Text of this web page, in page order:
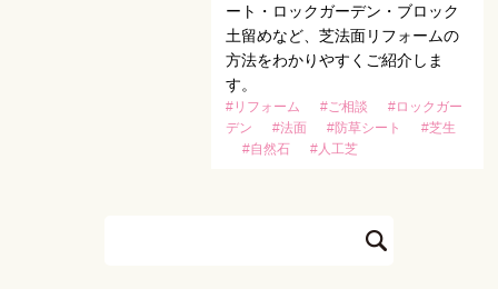
ート・ロックガーデン・ブロック
土留めなど、芝法面リフォームの
方法をわかりやすくご紹介しま
す。
#リフォーム #ご相談
#ロックガー
デン
#法面 #防草シート
#芝生
#自然石
#人工芝